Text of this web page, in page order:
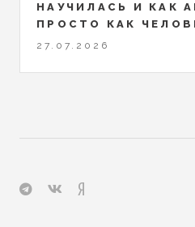
НАУЧИЛАСЬ И КАК
ПРОСТО КАК
27.07.2026